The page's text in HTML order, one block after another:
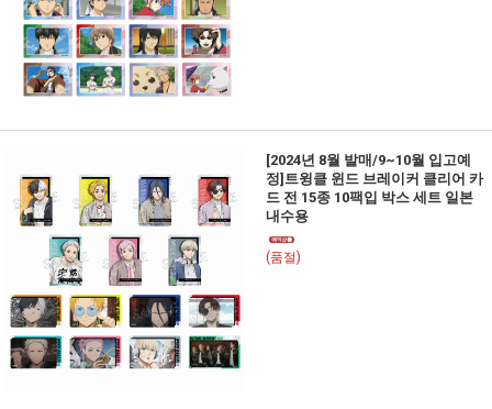
[2024년 8월 발매/9~10월 입고예
정]트윙클 윈드 브레이커 클리어 카
드 전 15종 10팩입 박스 세트 일본
내수용
(품절)